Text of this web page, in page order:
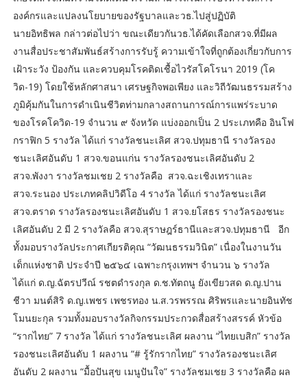
องค์กรและแปลงนโยบายของรัฐบาลและวธ.ไปสู่ปฏิบัติ
นายอิทธิพล กล่าวต่อไปว่า ขณะเดียวกันวธ.ได้คัดเลือกสวจ.ที่มีผล
งานสื่อประชาสัมพันธ์สร้างการรับรู้ ความเข้าใจที่ถูกต้องเกี่ยวกับการ
เฝ้าระวัง ป้องกัน และควบคุมโรคติดเชื้อไวรัสโคโรนา 2019 (โค
วิด-19) โดยใช้หลักศาสนา เศรษฐกิจพอเพียง และวิถีวัฒนธรรมสร้าง
ภูมิคุ้มกันในการดำเนินชีวิตท่ามกลางสถานการณ์การแพร่ระบาด
ของโรคโควิด-19 จำนวน ๙ จังหวัด แบ่งออกเป็น 2 ประเภทคือ อินโฟ
กราฟิก 5 รางวัล ได้แก่ รางวัลชนะเลิศ สวจ.ปทุมธานี รางวัลรอง
ชนะเลิศอันดับ 1 สวจ.ขอนแก่น รางวัลรองชนะเลิศอันดับ 2
สวจ.พังงา รางวัลชมเชย 2 รางวัลคือ สวจ.ฉะเชิงเทราและ
สวจ.ระนอง ประเภทคลิปวิดีโอ 4 รางวัล ได้แก่ รางวัลชนะเลิศ
สวจ.ตราด รางวัลรองชนะเลิศอันดับ 1 สวจ.ยโสธร รางวัลรองชนะ
เลิศอันดับ 2 มี 2 รางวัลคือ สวจ.สุราษฎร์ธานีและสวจ.ปทุมธานี อีก
ทั้งมอบรางวัลประกาศเกียรติคุณ “วัฒนธรรมวินิต” เนื่องในงานวัน
เด็กแห่งชาติ ประจำปี ๒๕๖๔ เฉพาะกรุงเทพฯ จำนวน ๖ รางวัล
ได้แก่ ด.ญ.ฉัตรปวีณ์ รชตดำรงกุล ด.ช.ทัตถนู ยังเขียวสด ด.ญ.ปาน
ชีวา มนต์สิริ ด.ญ.เพชร เพชรทอง น.ส.วรพรรณ ศิริพรและนายอินทัช
โมนยะกุล รวมทั้งมอบรางวัลกิจกรรมประกวดสื่อสร้างสรรค์ หัวข้อ
“รากไทย” 7 รางวัล ได้แก่ รางวัลชนะเลิศ ผลงาน “ไทยเบสิก” รางวัล
รองชนะเลิศอันดับ 1 ผลงาน “# รู้รักรากไทย” รางวัลรองชนะเลิศ
อันดับ 2 ผลงาน “มื้อปันสุข เมนูปันใจ” รางวัลชมเชย 3 รางวัลคือ ผล